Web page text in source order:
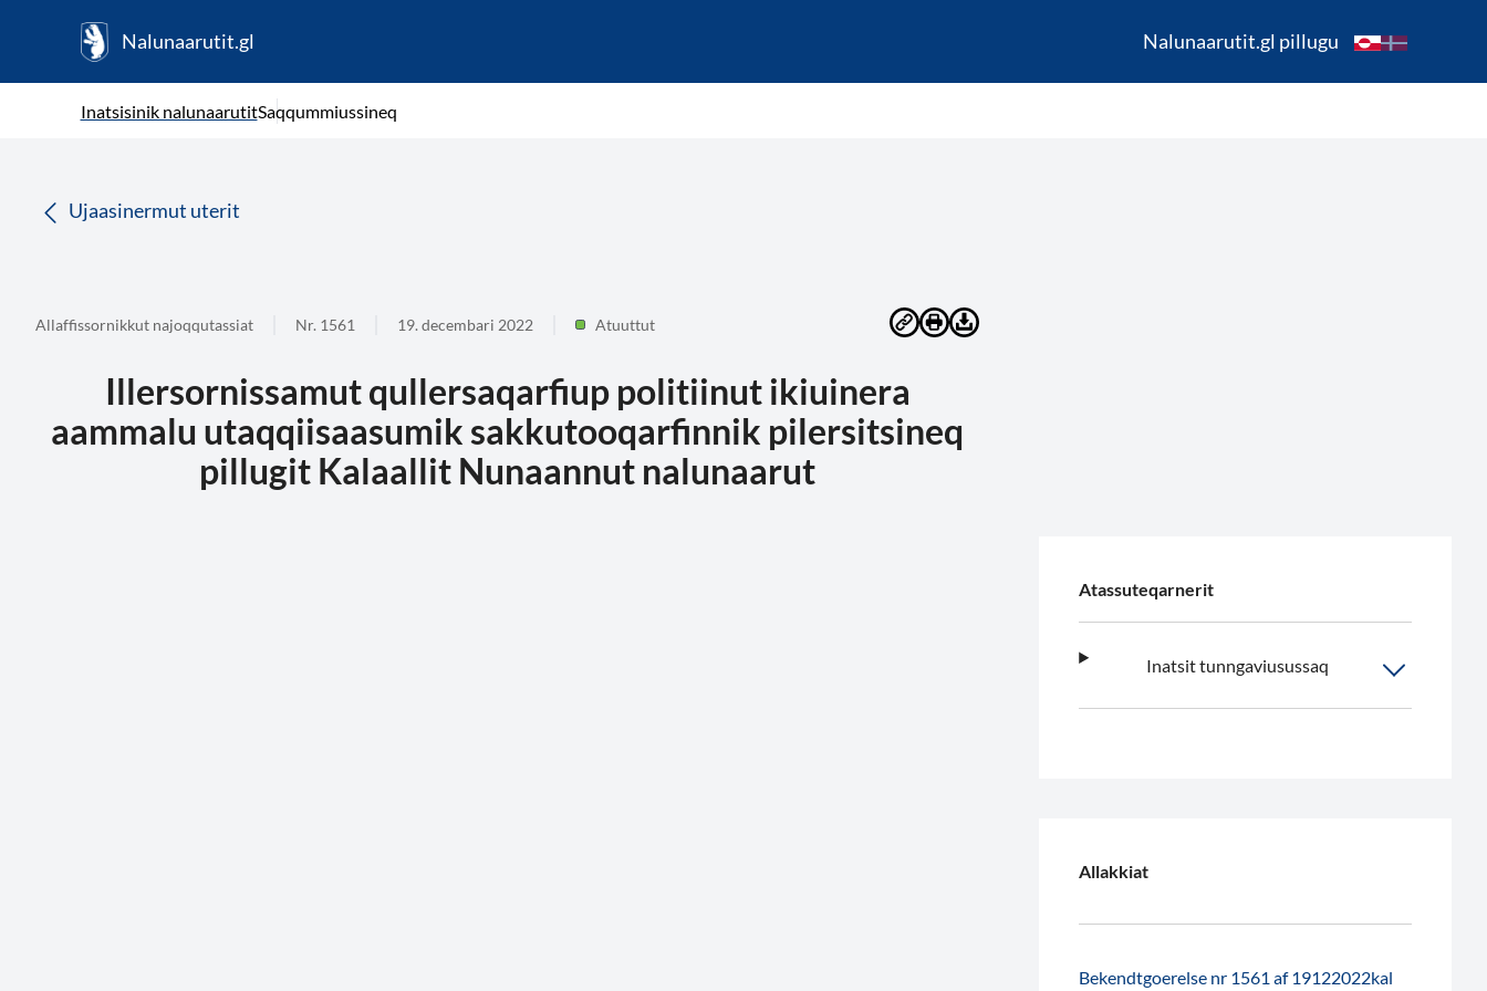
Nalunaarutit.gl Nalunaarutit.gl pillugu
Inatsisinik nalunaarutitSaqqummiussineq
Ujaasinermut uterit
Allaffissornikkut najoqqutassiat Nr. 1561 19. decembari 2022 Atuuttut
Illersornissamut qullersaqarfiup politiinut ikiuinera
aammalu utaqqiisaasumik sakkutooqarfinnik pilersitsineq
pillugit Kalaallit Nunaannut nalunaarut
Atassuteqarnerit
Inatsit tunngaviusussaq
Allakkiat
Bekendtgoerelse nr 1561 af 19122022kal